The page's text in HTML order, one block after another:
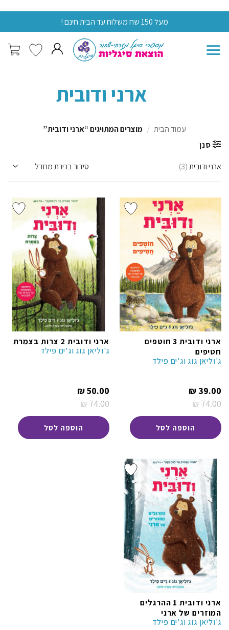
Skip
מעל 150 שח משלוח עד הבית חינם !
ארני ודובית
עמוד הבית / מוצרים המתויגים “ארני ודובית”
סנן
ארני ודובית(3)
ארני ודובית 3 חוטפים
חטיפים
ג'וליאן גוג וג'ים פילד
74.00
₪המחיר
המקורי
39.00
₪המחיר
הנוכחי
הוא:
39.00 ₪.
הוספה לסל
ארני ודובית 2 צרות בצמרת
ג'וליאן גוג וג'ים פילד
74.00
₪המחיר
המקורי
50.00
₪המחיר
הנוכחי
הוא:
50.00 ₪.
הוספה לסל
ארני ודובית 1 ההרגלים
המוזרים של ארני
ג'וליאן גוג וג'ים פילד